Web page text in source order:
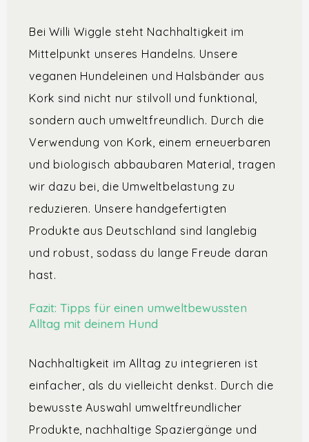
Bei Willi Wiggle steht Nachhaltigkeit im
Mittelpunkt unseres Handelns. Unsere
veganen Hundeleinen und Halsbänder aus
Kork sind nicht nur stilvoll und funktional,
sondern auch umweltfreundlich. Durch die
Verwendung von Kork, einem erneuerbaren
und biologisch abbaubaren Material, tragen
wir dazu bei, die Umweltbelastung zu
reduzieren. Unsere handgefertigten
Produkte aus Deutschland sind langlebig
und robust, sodass du lange Freude daran
hast.
Fazit: Tipps für einen umweltbewussten
Alltag mit deinem Hund
Nachhaltigkeit im Alltag zu integrieren ist
einfacher, als du vielleicht denkst. Durch die
bewusste Auswahl umweltfreundlicher
Produkte, nachhaltige Spaziergänge und